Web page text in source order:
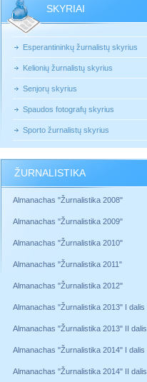
SKYRIAI
Esperantininkų žurnalistų skyrius
Kelionių žurnalistų skyrius
Senjorų skyrius
Spaudos fotografų skyrius
Sporto žurnalistų skyrius
ŽURNALISTIKA
Almanachas "Žurnalistika 2008"
Almanachas "Žurnalistika 2009"
Almanachas "Žurnalistika 2010"
Almanachas "Žurnalistika 2011"
Almanachas "Žurnalistika 2012"
Almanachas "Žurnalistika 2013" I dalis
Almanachas "Žurnalistika 2013" II dalis
Almanachas "Žurnalistika 2014" I dalis
Almanachas "Žurnalistika 2014" II dalis